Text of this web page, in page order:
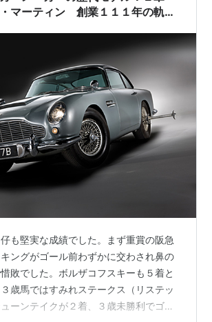
マーティン 創業１１１年の軌跡
も堅実な成績でした。まず重賞の阪急
ングがゴール前わずかに交わされ鼻の
敗でした。ボルザコフスキーも５着と
歳馬ではすみれステークス（リステッ
ーンテイクが２着、３歳未勝利でゴー